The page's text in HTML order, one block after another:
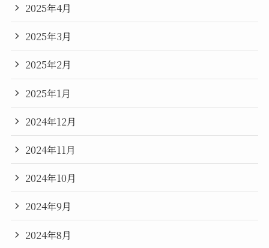
2025年4月
2025年3月
2025年2月
2025年1月
2024年12月
2024年11月
2024年10月
2024年9月
2024年8月